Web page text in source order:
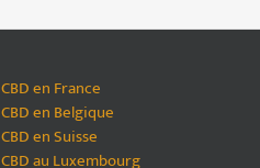
CBD en France
CBD en Belgique
CBD en Suisse
CBD au Luxembourg